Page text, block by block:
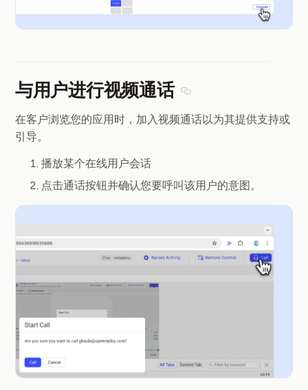
与用户进行视频通话
在客户浏览您的应用时，加入视频通话以为其提供支持或
引导。
播放某个在线用户会话
点击通话按钮并确认您要呼叫该用户的意图。